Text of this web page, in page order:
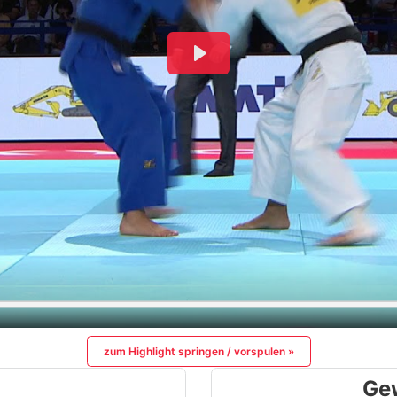
zum Highlight springen / vorspulen »